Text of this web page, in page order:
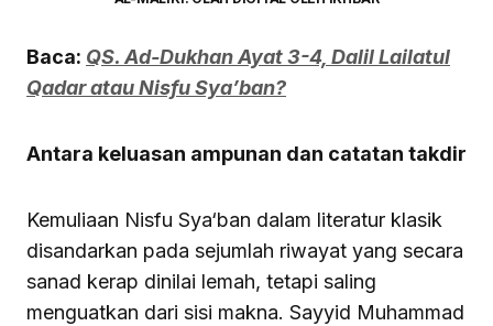
Baca: QS. Ad-Dukhan Ayat 3-4, Dalil Lailatul
Qadar atau Nisfu Sya’ban?
Antara keluasan ampunan dan catatan takdir
Kemuliaan Nisfu Sya‘ban dalam literatur klasik
disandarkan pada sejumlah riwayat yang secara
sanad kerap dinilai lemah, tetapi saling
menguatkan dari sisi makna. Sayyid Muhammad